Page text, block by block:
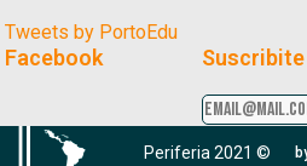
Tweets by PortoEdu
Facebook Suscribite
Periferia 2021 ©